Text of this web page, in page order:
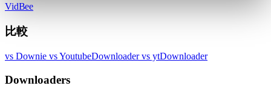
VidBee
比較
vs Downie vs YoutubeDownloadervs ytDownloader
Downloaders